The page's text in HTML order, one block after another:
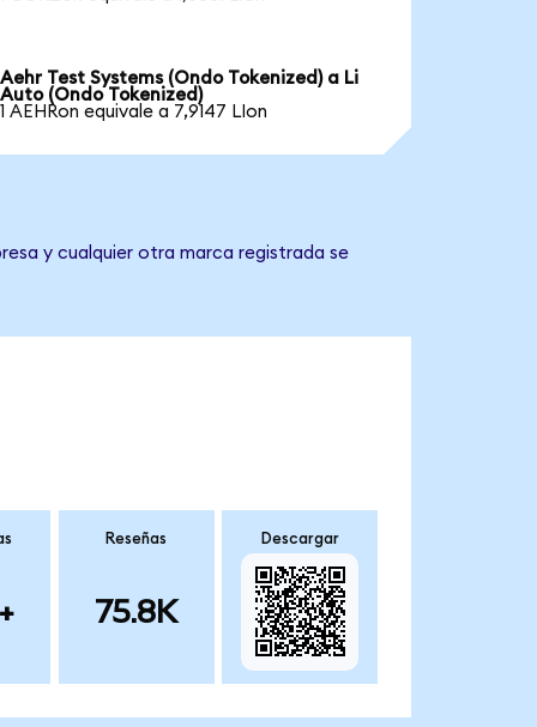
Aehr Test Systems (Ondo Tokenized) a Li
Auto (Ondo Tokenized)
1 AEHRon equivale a 7,9147 LIon
y cualquier otra marca registrada se
Reseñas
75.8K
Descargar